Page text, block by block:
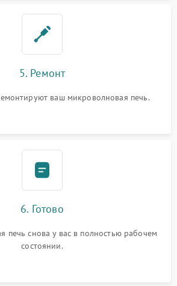
5. Ремонт
ваш микроволновая печь.
6. Готово
печь снова у вас в полностью рабочем
состоянии.